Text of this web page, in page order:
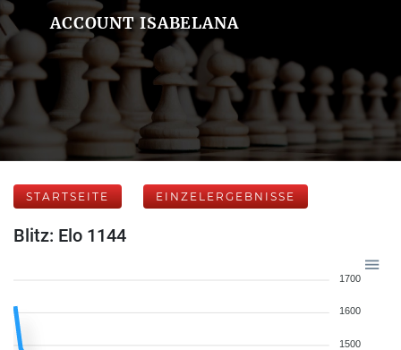
ACCOUNT ISABELANA
STARTSEITE EINZELERGEBNISSE
Blitz: Elo 1144
1700
1600
1500